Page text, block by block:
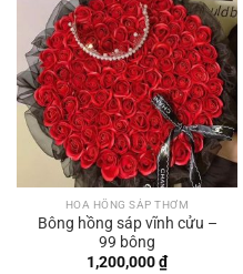
HOA HỒNG SÁP THƠM
Bông hồng sáp vĩnh cửu –
99 bông
1,200,000₫